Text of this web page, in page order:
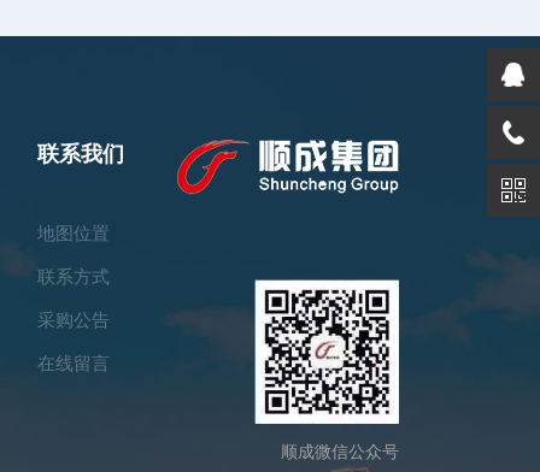
联系我们
地图位置
联系方式
采购公告
在线留言
顺成微信公众号